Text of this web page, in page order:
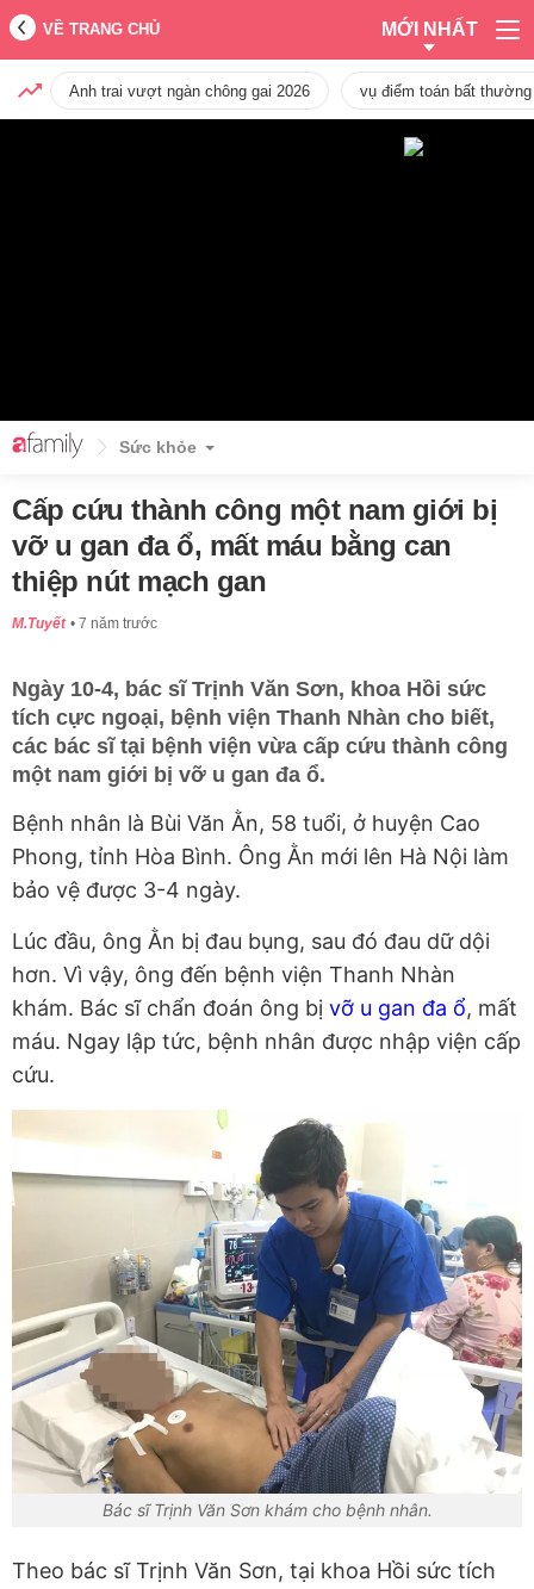
VỀ TRANG CHỦ MỚI NHẤT
Anh trai vượt ngàn chông gai 2026 vụ điểm toán bất
Sức khỏe
Cấp cứu thành công một nam giới bị
vỡ u gan đa ổ, mất máu bằng can
thiệp nút mạch gan
M.Tuyết 7 năm trước
Ngày 10-4, bác sĩ Trịnh Văn Sơn, khoa Hồi sức
tích cực ngoại, bệnh viện Thanh Nhàn cho biết,
các bác sĩ tại bệnh viện vừa cấp cứu thành công
một nam giới bị vỡ u gan đa ổ.
Bệnh nhân là Bùi Văn Ằn, 58 tuổi, ở huyện Cao
Phong, tỉnh Hòa Bình. Ông Ằn mới lên Hà Nội làm
bảo vệ được 3-4 ngày.
Lúc đầu, ông Ằn bị đau bụng, sau đó đau dữ dội
hơn. Vì vậy, ông đến bệnh viện Thanh Nhàn
khám. Bác sĩ chẩn đoán ông bị vỡ u gan đa ổ, mất
máu. Ngay lập tức, bệnh nhân được nhập viện cấp
cứu.
Bác sĩ Trịnh Văn Sơn khám cho bệnh nhân.
Theo bác sĩ Trịnh Văn Sơn, tại khoa Hồi sức tích